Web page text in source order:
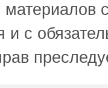
материалов
и с